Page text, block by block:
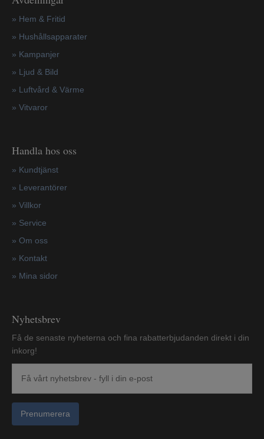
» Hem & Fritid
» Hushållsapparater
» Kampanjer
» Ljud & Bild
» Luftvård & Värme
» Vitvaror
Handla hos oss
» Kundtjänst
» Leverantörer
» Villkor
» Service
» Om oss
» Kontakt
» Mina sidor
Nyhetsbrev
Få de senaste nyheterna och fina rabatterbjudanden direkt i din
inkorg!
Prenumerera